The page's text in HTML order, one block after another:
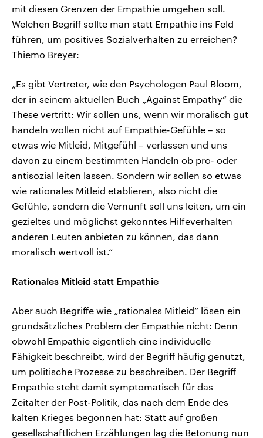
mit diesen Grenzen der Empathie umgehen soll.
Welchen Begriff sollte man statt Empathie ins Feld
führen, um positives Sozialverhalten zu erreichen?
Thiemo Breyer:
„Es gibt Vertreter, wie den Psychologen Paul Bloom,
der in seinem aktuellen Buch „Against Empathy“ die
These vertritt: Wir sollen uns, wenn wir moralisch gut
handeln wollen nicht auf Empathie-Gefühle – so
etwas wie Mitleid, Mitgefühl – verlassen und uns
davon zu einem bestimmten Handeln ob pro- oder
antisozial leiten lassen. Sondern wir sollen so etwas
wie rationales Mitleid etablieren, also nicht die
Gefühle, sondern die Vernunft soll uns leiten, um ein
gezieltes und möglichst gekonntes Hilfeverhalten
anderen Leuten anbieten zu können, das dann
moralisch wertvoll ist.“
Rationales Mitleid statt Empathie
Aber auch Begriffe wie „rationales Mitleid“ lösen ein
grundsätzliches Problem der Empathie nicht: Denn
obwohl Empathie eigentlich eine individuelle
Fähigkeit beschreibt, wird der Begriff häufig genutzt,
um politische Prozesse zu beschreiben. Der Begriff
Empathie steht damit symptomatisch für das
Zeitalter der Post-Politik, das nach dem Ende des
kalten Krieges begonnen hat: Statt auf großen
gesellschaftlichen Erzählungen lag die Betonung nun